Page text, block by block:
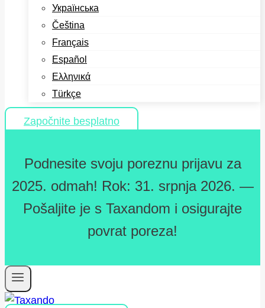
Українська
Čeština
Français
Español
Ελληνικά
Türkçe
Započnite besplatno
Podnesite svoju poreznu prijavu za
2025. odmah! Rok: 31. srpnja 2026. —
Pošaljite je s Taxandom i osigurajte
povrat poreza!